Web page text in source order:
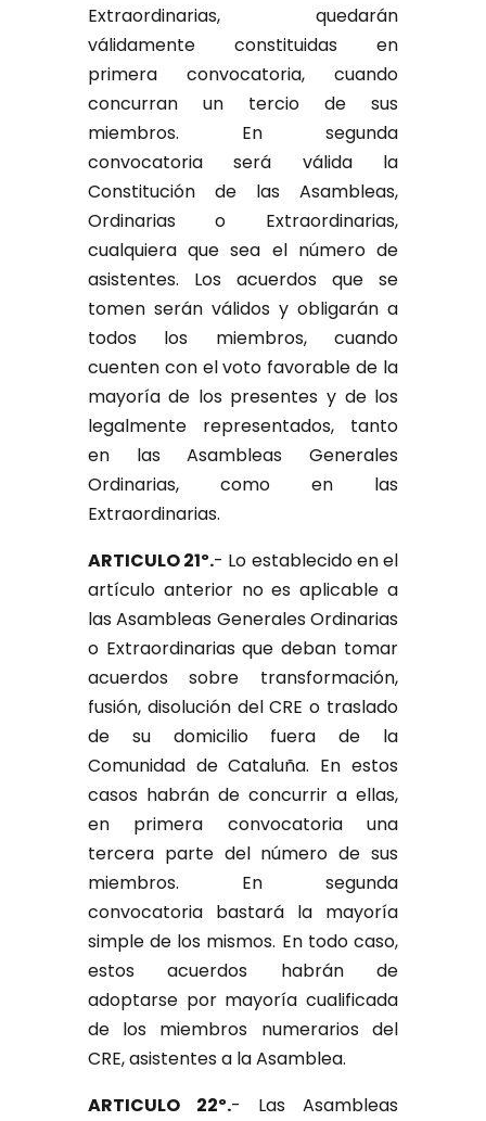
Extraordinarias, quedarán
válidamente constituidas en
primera convocatoria, cuando
concurran un tercio de sus
miembros. En segunda
convocatoria será válida la
Constitución de las Asambleas,
Ordinarias o Extraordinarias,
cualquiera que sea el número de
asistentes. Los acuerdos que se
tomen serán válidos y obligarán a
todos los miembros, cuando
cuenten con el voto favorable de la
mayoría de los presentes y de los
legalmente representados, tanto
en las Asambleas Generales
Ordinarias, como en las
Extraordinarias.
ARTICULO 21º.- Lo establecido en el
artículo anterior no es aplicable a
las Asambleas Generales Ordinarias
o Extraordinarias que deban tomar
acuerdos sobre transformación,
fusión, disolución del CRE o traslado
de su domicilio fuera de la
Comunidad de Cataluña. En estos
casos habrán de concurrir a ellas,
en primera convocatoria una
tercera parte del número de sus
miembros. En segunda
convocatoria bastará la mayoría
simple de los mismos. En todo caso,
estos acuerdos habrán de
adoptarse por mayoría cualificada
de los miembros numerarios del
CRE, asistentes a la Asamblea.
ARTICULO 22º.- Las Asambleas